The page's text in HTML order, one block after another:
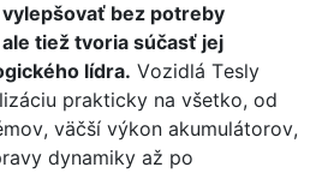
bez potreby
tiež tvoria súčasť jej
lídra. Vozidlá Tesly
prakticky na všetko, od
väčší výkon akumulátorov,
dynamiky až po